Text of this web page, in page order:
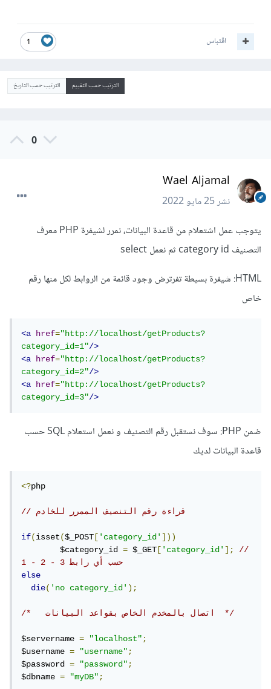
1 اقتباس
الترتيب حسب التقييم الترتيب حسب التاريخ
0
Wael Aljamal
نشر25 مايو 2022
يتوجب عمل اشتعلام من قاعدة البيانات، نمرر لشيفرة PHP معرف
التصنيف category id ثم نعمل select
HTML: شيفرة بسيطة تفرترض وجود قائمة من الروابط لكل منها رقم
خاص
<a href="http://localhost/getProducts?
category_id=1"/>
<a
href="http://localhost/getProducts?
category_id=2"/>
<a
href="http://localhost/getProducts?
category_id=3"/>
ضمن PHP: سوف نستقبل رقم التصنيف و نعمل استعلام SQL حسب
قاعدة البيانات لديك
<?php
// قراءة رقم التنصيف الممرر للخادم
if(isset($_POST ['category_id']))
	$category_id
= $_GET ['category_id'];
//
1 - 2 - 3 حسب أي رابط
else
die('no category_id');
/*   اتصال بالمخدم الخاص بقواعد البيانات  */
$servername = "localhost";
$username = "username";
$password = "password";
$dbname = "myDB";